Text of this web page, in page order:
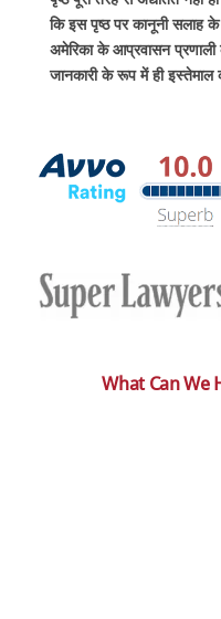
कि इस पृष्ठ पर कानूनी सलाह
अमेरिका के आप्रवासन
जानकारी के रूप में ही इस्तेमाल
What Can We